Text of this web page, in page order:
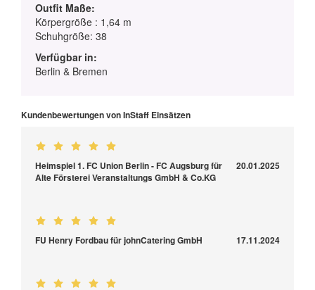
Outfit Maße:
Körpergröße : 1,64 m
Schuhgröße: 38
Verfügbar in:
Berlin & Bremen
Kundenbewertungen von InStaff Einsätzen
Heimspiel 1. FC Union Berlin - FC Augsburg für
Alte Försterei Veranstaltungs GmbH & Co.KG
20.01.2025
FU Henry Fordbau für johnCatering GmbH 17.11.2024